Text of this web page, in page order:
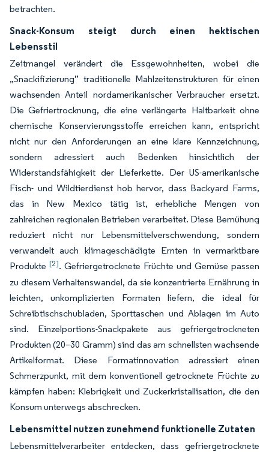
betrachten.
Snack-Konsum steigt durch einen hektischen
Lebensstil
Zeitmangel verändert die Essgewohnheiten, wobei die
„Snackifizierung” traditionelle Mahlzeitenstrukturen für einen
wachsenden Anteil nordamerikanischer Verbraucher ersetzt.
Die Gefriertrocknung, die eine verlängerte Haltbarkeit ohne
chemische Konservierungsstoffe erreichen kann, entspricht
nicht nur den Anforderungen an eine klare Kennzeichnung,
sondern adressiert auch Bedenken hinsichtlich der
Widerstandsfähigkeit der Lieferkette. Der US-amerikanische
Fisch- und Wildtierdienst hob hervor, dass Backyard Farms,
das in New Mexico tätig ist, erhebliche Mengen von
zahlreichen regionalen Betrieben verarbeitet. Diese Bemühung
reduziert nicht nur Lebensmittelverschwendung, sondern
verwandelt auch klimageschädigte Ernten in vermarktbare
Produkte [2]. Gefriergetrocknete Früchte und Gemüse passen
zu diesem Verhaltenswandel, da sie konzentrierte Ernährung in
leichten, unkomplizierten Formaten liefern, die ideal für
Schreibtischschubladen, Sporttaschen und Ablagen im Auto
sind. Einzelportions-Snackpakete aus gefriergetrockneten
Produkten (20–30 Gramm) sind das am schnellsten wachsende
Artikelformat. Diese Formatinnovation adressiert einen
Schmerzpunkt, mit dem konventionell getrocknete Früchte zu
kämpfen haben: Klebrigkeit und Zuckerkristallisation, die den
Konsum unterwegs abschrecken.
Lebensmittel nutzen zunehmend funktionelle Zutaten
Lebensmittelverarbeiter entdecken, dass gefriergetrocknete